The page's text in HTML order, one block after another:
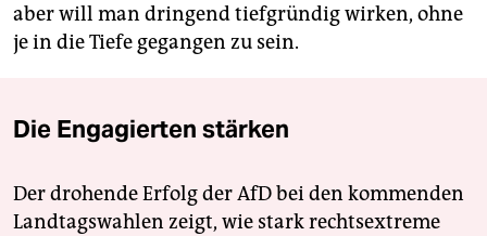
aber will man dringend tiefgründig wirken, ohne
je in die Tiefe gegangen zu sein.
Die Engagierten stärken
Der drohende Erfolg der AfD bei den kommenden
Landtagswahlen zeigt, wie stark rechtsextreme